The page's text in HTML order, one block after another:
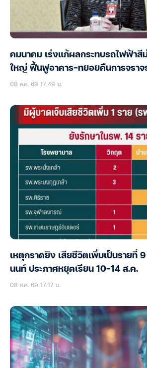
คมนาคม เร่งแก้ผลกระทบรถไฟฟ้าสี
ใหญ่ ฟื้นฟูอาคาร-ทยอยคืนการจราจ
08 ส.ค. 69 17:49 น.
เหตุกราดยิง เสียชีวิตเพิ่มเป็นรายที่
นนท์ ประกาศหยุดเรียน 10-14 ส.ค.
08 ส.ค. 69 17:17 น.